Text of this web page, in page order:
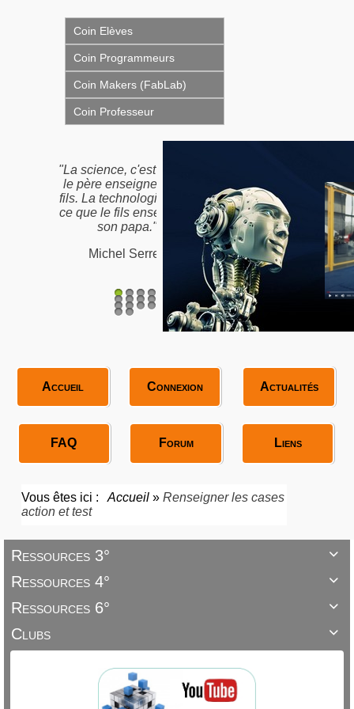
Coin Elèves
Coin Programmeurs
Coin Makers (FabLab)
Coin Professeur
"La science, c'est ce que
le père enseigne à son
fils. La technologie, c'est
ce que le fils enseigne à
son papa."
Michel Serres
1 2 3 4
6 7 8 9 10
1112 15
Accueil Connexion Actualités
FAQ Forum Liens
Vous êtes ici : Accueil » Renseigner les cases
action et test

Ressources 3°

Ressources 4°

Ressources 6°

Clubs